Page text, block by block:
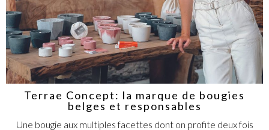
Terrae Concept: la marque de bougies
belges et responsables
Une bougie aux multiples facettes dont on profite deux fois